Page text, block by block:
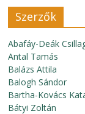
Szerzők
Abafáy-Deák
Antal Tamás
Balázs Attila
Balogh Sándor
Bartha-Kovács
Bátyi Zoltán